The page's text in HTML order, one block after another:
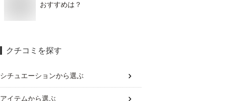
おすすめは？
クチコミを探す
シチュエーションから選ぶ
アイテムから選ぶ